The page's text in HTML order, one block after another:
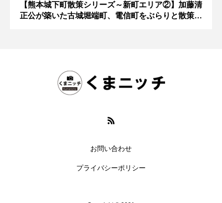
【熊本城下町散策シリーズ～新町エリア②】加藤清
正公が築いた古城堀端町、電信町をぶらりと散策し
お問い合わせ
プライバシーポリシー